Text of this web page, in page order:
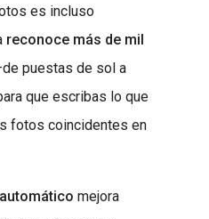
es incluso
reconoce más de mil
puestas de sol a
que escribas lo que
fotos coincidentes en
mejora